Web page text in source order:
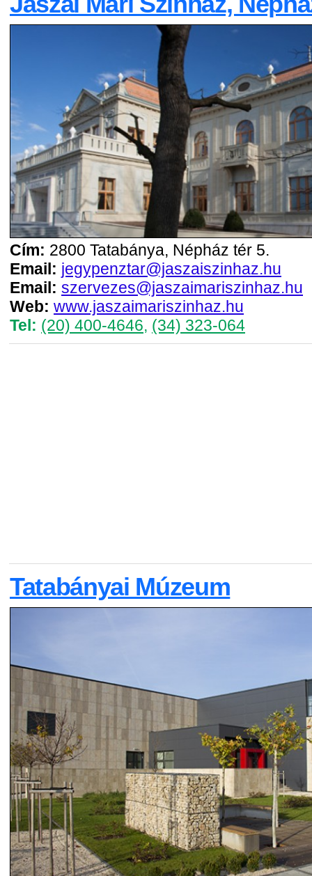
Cím: 2800 Tatabánya, Népház tér 5.
Email: jegypenztar@jaszaiszinhaz.hu
Email: szervezes@jaszaimariszinhaz.hu
Web: www.jaszaimariszinhaz.hu
Tel: (20) 400-4646, (34) 323-064
Tatabányai Múzeum